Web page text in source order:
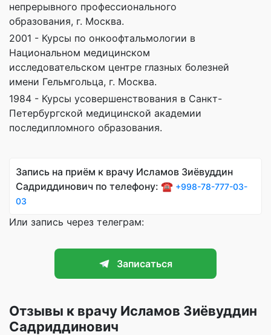
непрерывного профессионального
образования, г. Москва.
2001 - Курсы по онкоофтальмологии в
Национальном медицинском
исследовательском центре глазных болезней
имени Гельмгольца, г. Москва.
1984 - Курсы усовершенствования в Санкт-
Петербургской медицинской академии
последипломного образования.
Запись на приём к врачу Исламов Зиёвуддин
Садриддинович по телефону: ☎️ +998-78-777-03-
03
Или запись через телеграм:
Записаться
Отзывы к врачу Исламов Зиёвуддин
Садриддинович